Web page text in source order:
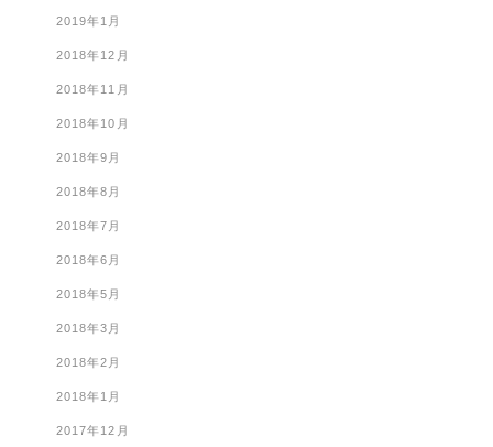
2019年1月
2018年12月
2018年11月
2018年10月
2018年9月
2018年8月
2018年7月
2018年6月
2018年5月
2018年3月
2018年2月
2018年1月
2017年12月